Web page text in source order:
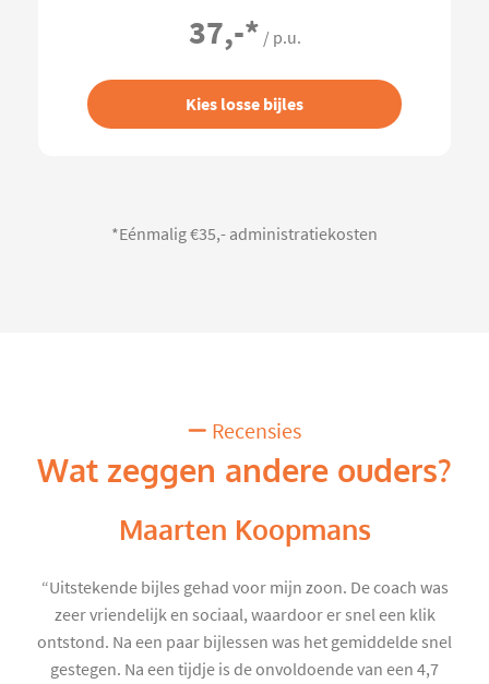
37,-* / p.u.
Kies losse bijles
*Eénmalig €35,- administratiekosten
Recensies
Wat zeggen andere ouders?
Maarten Koopmans
“Uitstekende bijles gehad voor mijn zoon. De coach was
zeer vriendelijk en sociaal, waardoor er snel een klik
ontstond. Na een paar bijlessen was het gemiddelde snel
gestegen. Na een tijdje is de onvoldoende van een 4,7